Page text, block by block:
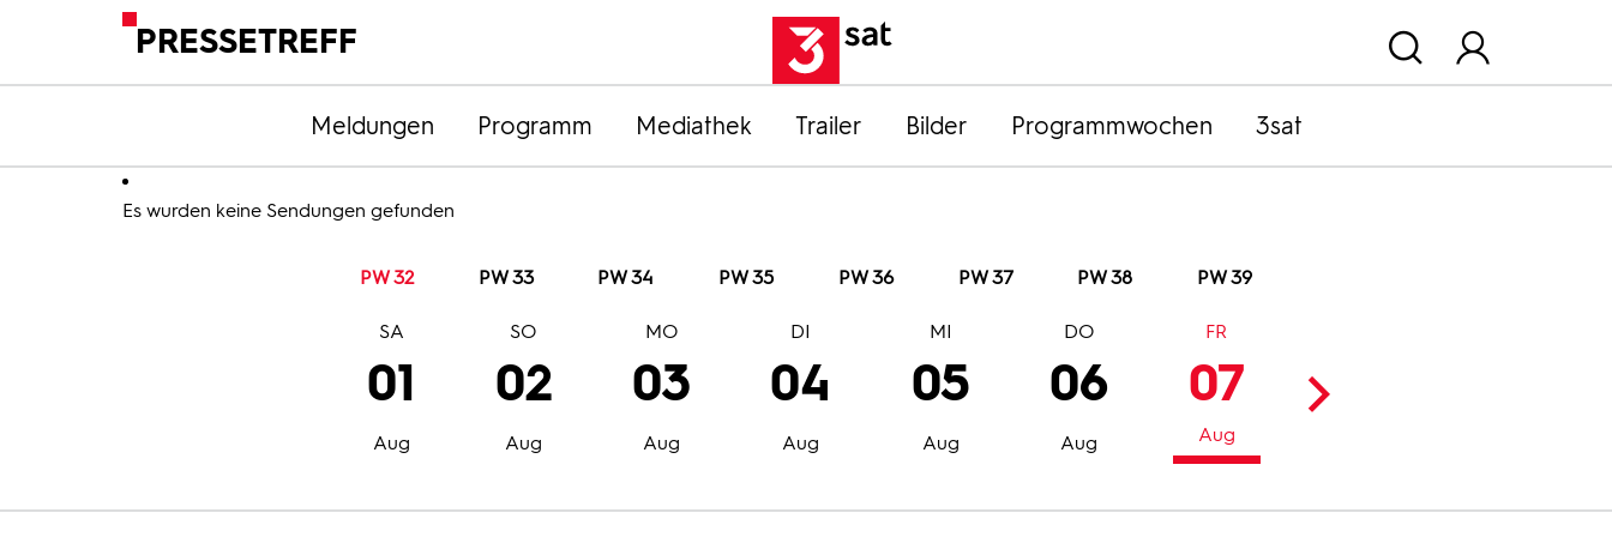
PRESSETREFF
Meldungen Programm Mediathek Trailer Bilder Programmwochen 3sat
Es wurden keine Sendungen gefunden
PW 32 PW 33 PW 34 PW 35 PW 36 PW 37 PW 38 PW 39
01
Aug
SA
02
Aug
SO
03
Aug
MO
04
Aug
DI
05
Aug
MI
06
Aug
DO
07
Aug
FR
08